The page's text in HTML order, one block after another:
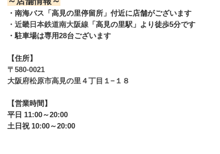
・南海バス「高見の里停留所」付近に店舗がございます
・近畿日本鉄道南大阪線 「高見の里駅」より徒歩5分です
・駐車場は専用28台ございます
【住所】
〒580-0021
大阪府松原市高見の里４丁目１−１８
【営業時間】
平日 11:00～20:00
土日祝 10:00～20:00